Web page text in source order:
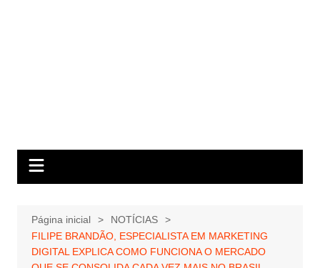
Página inicial
NOTÍCIAS
FILIPE BRANDÃO, ESPECIALISTA EM MARKETING
DIGITAL EXPLICA COMO FUNCIONA O MERCADO